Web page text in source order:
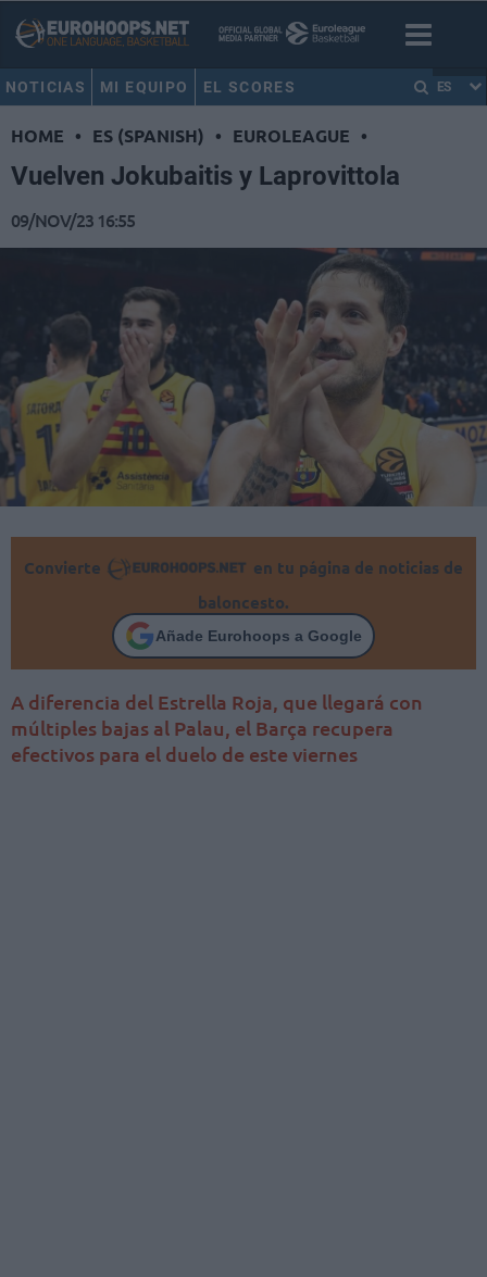
NOTICIAS MI EQUIPO EL SCORES ES
HOME • ES (SPANISH) • EUROLEAGUE •
Vuelven Jokubaitis y Laprovittola
09/NOV/23 16:55
Convierte
en tu página de noticias de
baloncesto.
Añade Eurohoops a Google
A diferencia del Estrella Roja, que llegará con
múltiples bajas al Palau, el Barça recupera
efectivos para el duelo de este viernes